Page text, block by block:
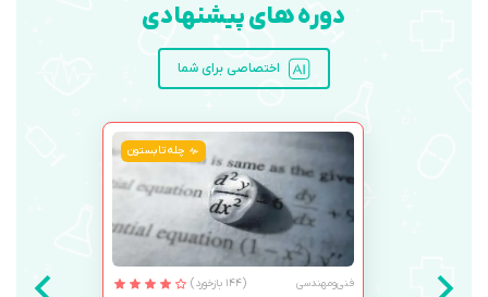
دوره های پیشنهادی
اختصاصی برای شما
چله تابستون
فنی‌ومهندسی (144 بازخورد)